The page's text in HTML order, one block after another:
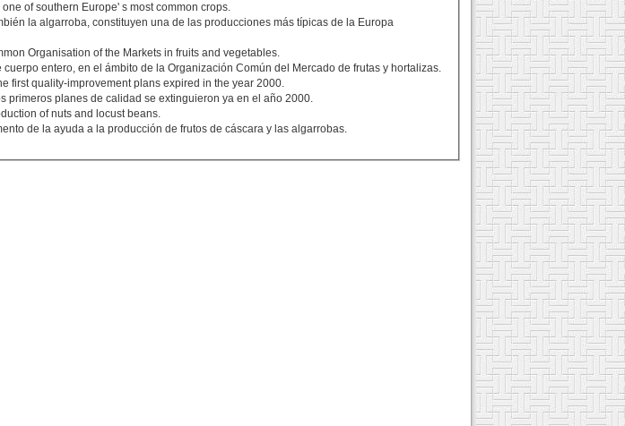
of southern Europe' s most common crops.
la algarroba, constituyen una de las producciones más típicas de la Europa
Organisation of the Markets in fruits and vegetables.
entero, en el ámbito de la Organización Común del Mercado de frutas y hortalizas.
first quality-improvement plans expired in the year 2000.
primeros planes de calidad se extinguieron ya en el año 2000.
of nuts and locust beans.
de la ayuda a la producción de frutos de cáscara y las algarrobas.